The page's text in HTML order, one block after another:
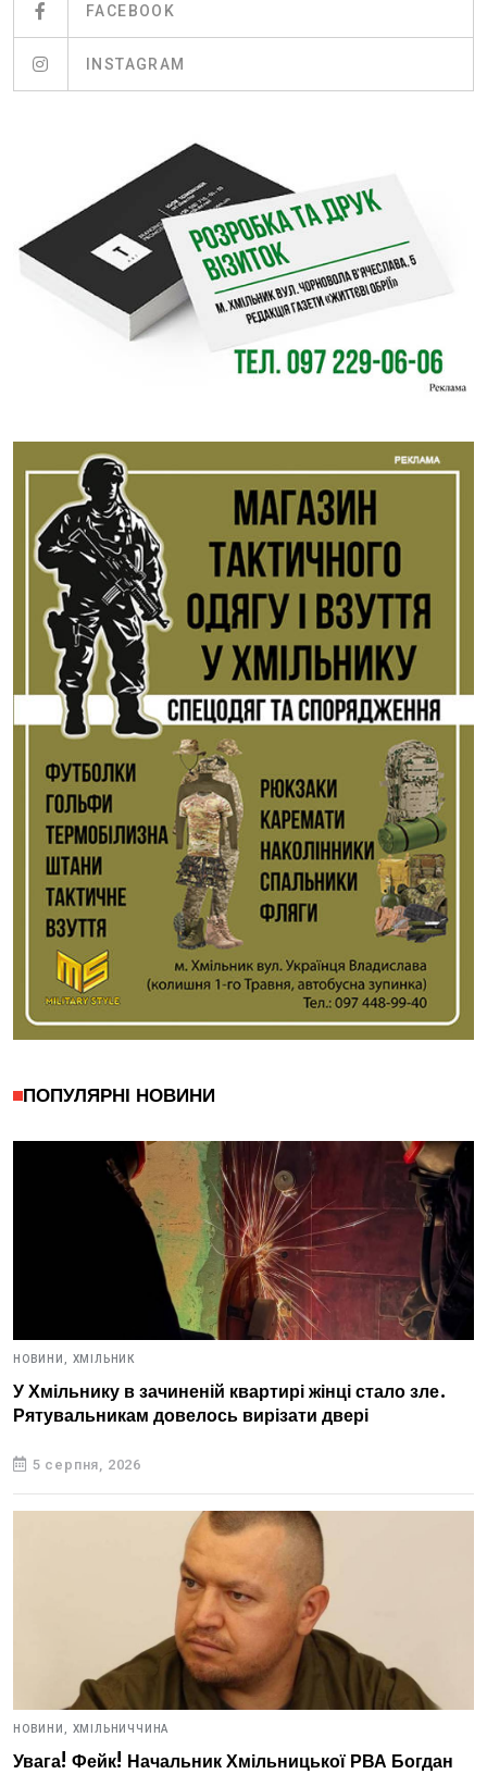
FACEBOOK
INSTAGRAM
ПОПУЛЯРНІ НОВИНИ
НОВИНИ, ХМІЛЬНИК
У Хмільнику в зачиненій квартирі жінці стало зле.
Рятувальникам довелось вирізати двері
5 серпня, 2026
НОВИНИ, ХМІЛЬНИЧЧИНА
Увага! Фейк! Начальник Хмільницької РВА Богдан